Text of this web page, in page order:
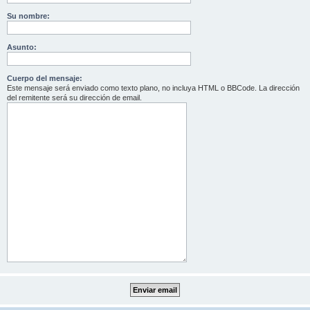
Su nombre:
Asunto:
Cuerpo del mensaje:
Este mensaje será enviado como texto plano, no incluya HTML o BBCode. La dirección
del remitente será su dirección de email.